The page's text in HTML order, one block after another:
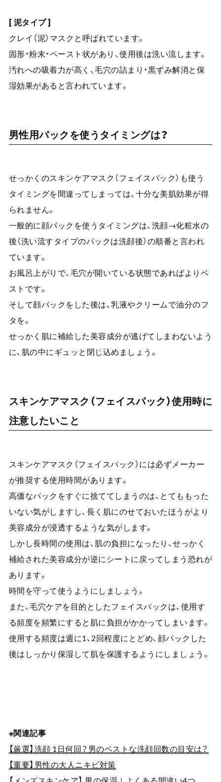
[ 泥タイプ ]
クレイ（泥）マスクと呼ばれています。
固形・粉末・ペースト状があり、使用後は洗い流します。
汚れへの吸着力が高く、毛穴の詰まり・黒ずみ解消と保
湿効果があると言われています。
男性用パックを使うタイミングは？
せっかくのスキンケアマスク（フェイスパック）も使う
タイミングを間違ってしまっては、十分な美肌効果が得
られません。
一般的に顔パックを使うタイミングは、洗顔→化粧水の
後（洗い流すタイプのパックは洗顔後）の順番と言われ
ています。
お風呂上がりで、毛穴が開いている状態であればよりベ
ストです。
そして顔パックをした後は、乳液やクリームで油分のフ
タを。
せっかく肌に補給した美容成分が逃げてしまわないよう
に、肌の中にギュッと閉じ込めましょう。
スキンケアマスク（フェイスパック）使用時に
注意したいこと
スキンケアマスク（フェイスパック）には必ずメーカー
が推奨する使用時間があります。
高価なパックをすぐに捨ててしまうのは、とてももった
いない気がしますし、長く肌にのせておいたほうがより
美容成分が浸透するような気がします。
しかし長時間の使用は、肌の負担になったり、せっかく
補給された美容成分が逆にシートに戻ってしまう恐れが
あります。
時間を守って使うようにしましょう。
また、毛穴ケアを目的としたフェイスパックは、使用す
る頻度を頻繁にすると肌に負担がかかってしまいます。
使用する頻度は週に1、2回程度にとどめ、顔パックした
後はしっかり保湿して肌を保護するようにしましょう。
※関連記事
【厳選】洗顔 1日何回？男のベストな洗顔回数の目安は？
【重要】男性の大人ニキビ対策